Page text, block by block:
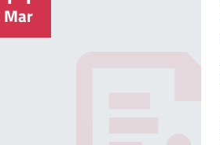
Mar